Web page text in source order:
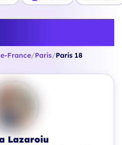
France/Paris/Paris 18
Lazaroiu